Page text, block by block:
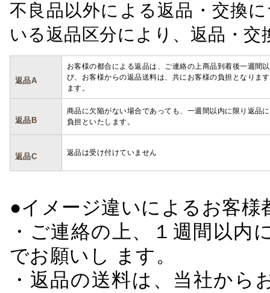
不良品以外による返品・交換
いる返品区分により、返品・
返品A
お客様の都合による返品は、ご連絡の上商品到着後一週間
び、お客様からの返品送料は、共にお客様の負担となりま
ます。
返品B
商品に欠陥がない場合であっても、一週間以内に限り返品
負担といたします。
返品C 返品は受け付けていません
●イメージ違いによるお客
・ご連絡の上、１週間以
でお願いし ます。
・返品の送料は、当社か